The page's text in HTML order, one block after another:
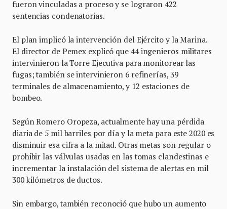
fueron vinculadas a proceso y se lograron 422
sentencias condenatorias.
El plan implicó la intervención del Ejército y la Marina.
El director de Pemex explicó que 44 ingenieros militares
intervinieron la Torre Ejecutiva para monitorear las
fugas; también se intervinieron 6 refinerías, 39
terminales de almacenamiento, y 12 estaciones de
bombeo.
Según Romero Oropeza, actualmente hay una pérdida
diaria de 5 mil barriles por día y la meta para este 2020 es
disminuir esa cifra a la mitad. Otras metas son regular o
prohibir las válvulas usadas en las tomas clandestinas e
incrementar la instalación del sistema de alertas en mil
300 kilómetros de ductos.
Sin embargo, también reconoció que hubo un aumento